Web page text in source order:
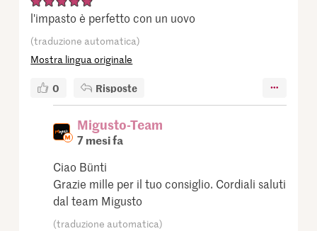
l'impasto è perfetto con un uovo
(traduzione automatica)
Mostra lingua originale
0 Risposte
Migusto-Team
7 mesi fa
Ciao Bünti
Grazie mille per il tuo consiglio. Cordiali saluti
dal team Migusto
(traduzione automatica)